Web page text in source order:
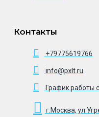
Контакты
+79775619766
info@pxlt.ru
График работы
г.Москва,